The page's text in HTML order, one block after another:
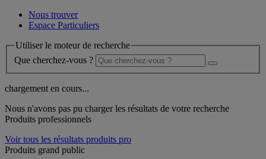
Nous trouver
Espace Particuliers
Utiliser le moteur de recherche
Que cherchez-vous ?
chargement en cours...
Nous n'avons pas pu charger les résultats de votre recherche
Produits professionnels
Voir tous les résultats produits pro
Produits grand public